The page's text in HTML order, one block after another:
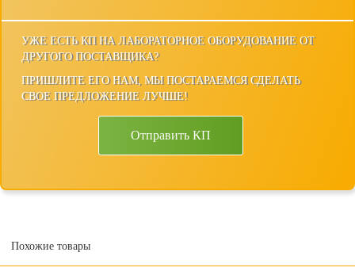
УЖЕ ЕСТЬ КП НА ЛАБОРАТОРНОЕ ОБОРУДОВАНИЕ ОТ
ДРУГОГО ПОСТАВЩИКА?
ПРИШЛИТЕ ЕГО НАМ, МЫ ПОСТАРАЕМСЯ СДЕЛАТЬ
СВОЕ ПРЕДЛОЖЕНИЕ ЛУЧШЕ!
Отправить КП
Похожие товары